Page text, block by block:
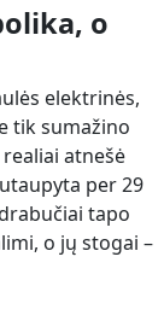
o
elektrinės,
tik sumažino
atnešė
per 29
tapo
o jų stogai –